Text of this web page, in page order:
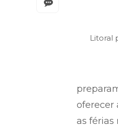
Litoral
oferecer
as férias